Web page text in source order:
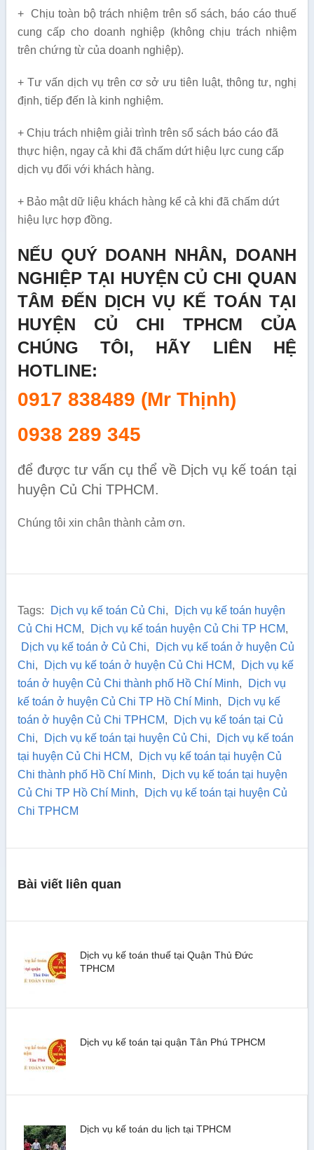
+ Chịu toàn bộ trách nhiệm trên sổ sách, báo cáo thuế
cung cấp cho doanh nghiệp (không chịu trách nhiệm
trên chứng từ của doanh nghiệp).
+ Tư vấn dịch vụ trên cơ sở ưu tiên luật, thông tư, nghị
định, tiếp đến là kinh nghiệm.
+ Chịu trách nhiệm giải trình trên sổ sách báo cáo đã
thực hiện, ngay cả khi đã chấm dứt hiệu lực cung cấp
dịch vụ đối với khách hàng.
+ Bảo mật dữ liệu khách hàng kể cả khi đã chấm dứt
hiệu lực hợp đồng.
NẾU QUÝ DOANH NHÂN, DOANH
NGHIỆP TẠI HUYỆN CỦ CHI QUAN
TÂM ĐẾN DỊCH VỤ KẾ TOÁN TẠI
HUYỆN CỦ CHI TPHCM CỦA
CHÚNG TÔI, HÃY LIÊN HỆ
HOTLINE:
0917 838489 (Mr Thịnh)
0938 289 345
để được tư vấn cụ thể về Dịch vụ kế toán tại
huyện Củ Chi TPHCM.
Chúng tôi xin chân thành cảm ơn.
Tags: Dịch vụ kế toán Củ Chi,
Dịch vụ kế toán huyện
Củ Chi HCM, Dịch vụ kế toán huyện Củ Chi TP HCM,
Dịch vụ kế toán ở Củ Chi,
Dịch vụ kế toán ở huyện Củ
Chi, Dịch vụ kế toán ở huyện Củ Chi HCM,
Dịch vụ kế
toán ở huyện Củ Chi thành phố Hồ Chí Minh,
Dịch vụ
kế toán ở huyện Củ Chi TP Hồ Chí Minh,
Dịch vụ kế
toán ở huyện Củ Chi TPHCM,
Dịch vụ kế toán tại Củ
Chi, Dịch vụ kế toán tại huyện Củ Chi,
Dịch vụ kế toán
tại huyện Củ Chi HCM,
Dịch vụ kế toán tại huyện Củ
Chi thành phố Hồ Chí Minh,
Dịch vụ kế toán tại huyện
Củ Chi TP Hồ Chí Minh,
Dịch vụ kế toán tại huyện Củ
Chi TPHCM
Bài viết liên quan
Dịch vụ kế toán thuế tại Quận Thủ Đức
TPHCM
Dịch vụ kế toán tại quận Tân Phú TPHCM
Dịch vụ kế toán du lịch tại TPHCM